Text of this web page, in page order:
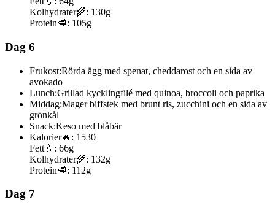
Kolhydrater🌾: 130g
Protein🥩: 105g
Dag 6
Frukost:Rörda ägg med spenat, cheddarost och en sida av
avokado
Lunch:Grillad kycklingfilé med quinoa, broccoli och paprika
Middag:Mager biffstek med brunt ris, zucchini och en sida av
grönkål
Snack:Keso med blåbär
Kalorier🔥: 1530
Fett 💧: 66g
Kolhydrater🌾: 132g
Protein🥩: 112g
Dag 7